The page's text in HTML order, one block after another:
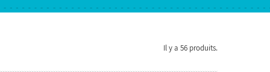
Il y a 56 produits.